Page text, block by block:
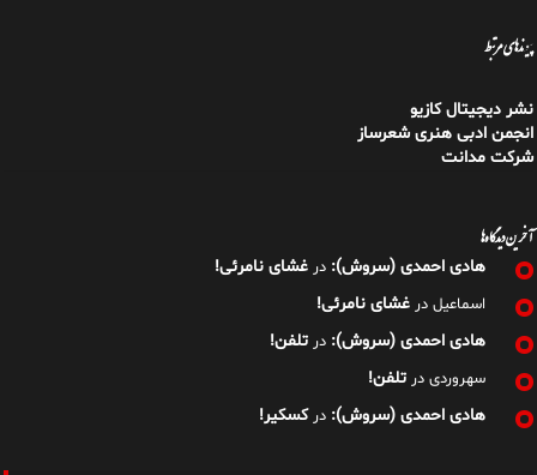
پیوندهای مرتبط
نشر دیجیتال کازیو
انجمن ادبی هنری شعرساز
شرکت مدانت
آخرین دیدگاه‌ها
هادی احمدی (سروش): در غشای نامرئی!
اسماعیل در غشای نامرئی!
هادی احمدی (سروش): در تلفن!
سهروردی در تلفن!
هادی احمدی (سروش): درکسکیر!